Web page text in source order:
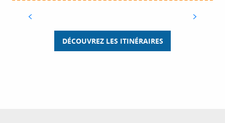
vous mène par une jolie descente ajourée de
belles vues dégagées jusqu’au Val de Mougins
voire jusqu’au nouveau quartier Cœur de
DÉCOUVREZ LES ITINÉRAIRES